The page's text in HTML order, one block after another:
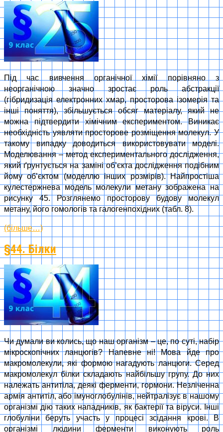
Під час вивчення органічної хімії порівняно з
неорганічною значно зростає роль абстракції
(гібридизація електронних хмар, просторова ізомерія та
інші поняття), збільшується обсяг матеріалу, який не
можна підтвердити хімічним експериментом. Виникає
необхідність уявляти просторове розміщення молекул. У
такому випадку доводиться використовувати моделі.
Моделювання – метод експериментального дослідження,
який ґрунтується на заміні об’єкта дослідження подібним
йому об’єктом (моделлю інших розмірів). Найпростіша
кулестержнева модель молекули метану зображена на
рисунку 45. Розглянемо просторову будову молекул
метану, його гомологів та галогенпохідних (табл. 8).
(більше…)
§44. Білки
Чи думали ви колись, що наш організм – це, по суті, набір
мікроскопічних ланцюгів? Напевне ні! Мова йде про
макромолекули, які формою нагадують ланцюги. Серед
макромолекул білки складають найбільшу групу. До них
належать антитіла, деякі ферменти, гормони. Незліченна
армія антитіл, або імуноглобулінів, нейтралізує в нашому
організмі дію таких нападників, як бактерії та віруси. Інші
глобуліни беруть участь у процесі зсідання крові. В
організмі людини ферменти виконують роль